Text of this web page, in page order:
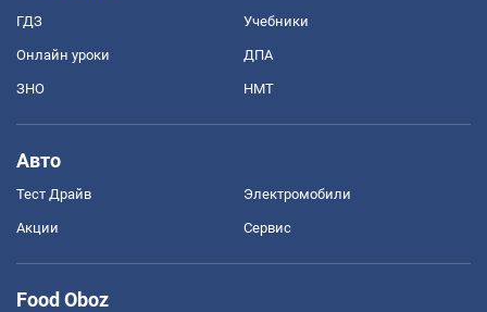
ГДЗ Учебники
Онлайн уроки ДПА
ЗНО НМТ
Авто
Тест Драйв Электромобили
Акции Сервис
Food Oboz